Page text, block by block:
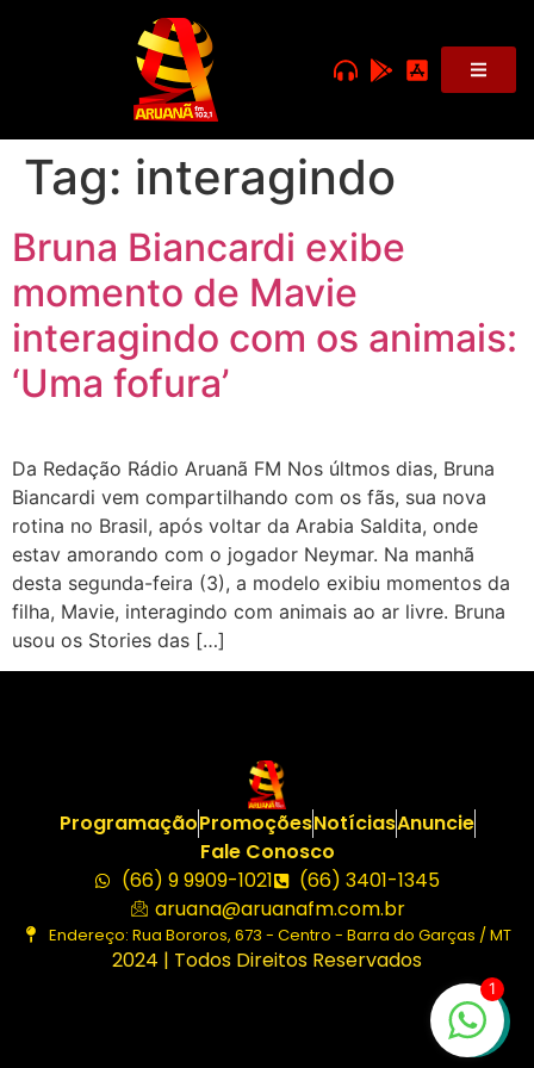
Tag: interagindo
Bruna Biancardi exibe
momento de Mavie
interagindo com os animais:
‘Uma fofura’
Da Redação Rádio Aruanã FM Nos últmos dias, Bruna
Biancardi vem compartilhando com os fãs, sua nova
rotina no Brasil, após voltar da Arabia Saldita, onde
estav amorando com o jogador Neymar. Na manhã
desta segunda-feira (3), a modelo exibiu momentos da
filha, Mavie, interagindo com animais ao ar livre. Bruna
usou os Stories das […]
ProgramaçãoPromoçõesNotíciasAnuncie
Fale Conosco
(66) 9 9909-1021
(66) 3401-1345
aruana@aruanafm.com.br
Endereço: Rua Bororos, 673 - Centro - Barra do Garças / MT
2024 | Todos Direitos Reservados
1